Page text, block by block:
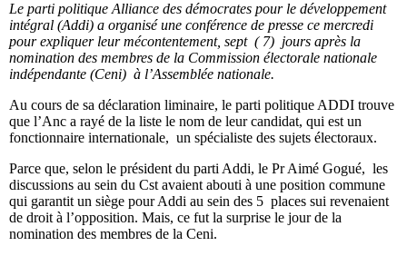
Le parti politique Alliance des démocrates pour le développement
intégral (Addi) a organisé une conférence de presse ce mercredi
pour expliquer leur mécontentement, sept ( 7) jours après la
nomination des membres de la Commission électorale nationale
indépendante (Ceni) à l’Assemblée nationale.
Au cours de sa déclaration liminaire, le parti politique ADDI trouve
que l’Anc a rayé de la liste le nom de leur candidat, qui est un
fonctionnaire internationale, un spécialiste des sujets électoraux.
Parce que, selon le président du parti Addi, le Pr Aimé Gogué, les
discussions au sein du Cst avaient abouti à une position commune
qui garantit un siège pour Addi au sein des 5 places sui revenaient
de droit à l’opposition. Mais, ce fut la surprise le jour de la
nomination des membres de la Ceni.